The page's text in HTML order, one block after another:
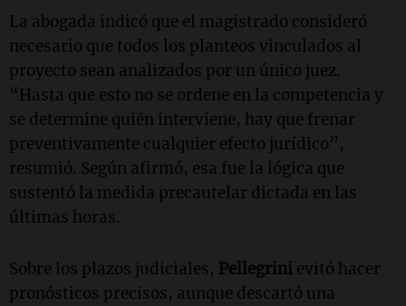
La abogada indicó que el magistrado consideró
necesario que todos los planteos vinculados al
proyecto sean analizados por un único juez.
“Hasta que esto no se ordene en la competencia y
se determine quién interviene, hay que frenar
preventivamente cualquier efecto jurídico”,
resumió. Según afirmó, esa fue la lógica que
sustentó la medida precautelar dictada en las
últimas horas.
Sobre los plazos judiciales, Pellegrini evitó hacer
pronósticos precisos, aunque descartó una